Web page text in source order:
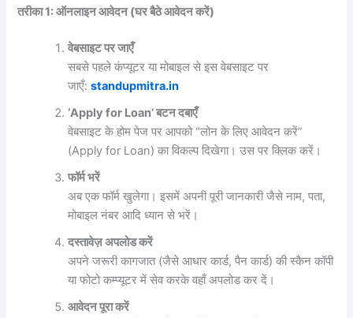
तरीका 1:ऑनलाइनआवेदन (घरबैठेआवेदनकरें)
वेबसाइटपरजाएँ
सबसे पहले कंप्यूटर या मोबाइल से इस वेबसाइट पर
जाएँ:standupmitra.in
‘Apply for Loan’बटनदबाएँ
वेबसाइट के होम पेज पर आपको “लोन के लिए आवेदन करें”
(Apply for Loan) का विकल्प दिखेगा। उस पर क्लिक करें।
फॉर्मभरें
अब एक फॉर्म खुलेगा। इसमें अपनी पूरी जानकारी जैसे नाम, पता,
मोबाइल नंबर आदि ध्यान से भरें।
दस्तावेज़अपलोडकरें
अपने जरूरी कागजात (जैसे आधार कार्ड, पैन कार्ड) की स्कैन कॉपी
या फोटो कम्प्यूटर में सेव करके वहाँ अपलोड कर दें।
आवेदनपूराकरें